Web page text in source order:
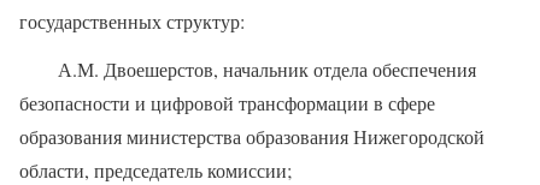
государственных структур:
А.М. Двоешерстов, начальник отдела обеспечения
безопасности и цифровой трансформации в сфере
образования министерства образования Нижегородской
области, председатель комиссии;